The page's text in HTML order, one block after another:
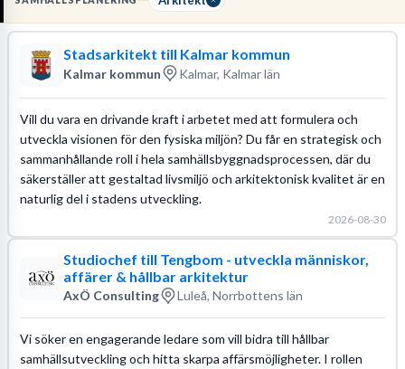
vision till laga kraft. För att lyckas krävs en arkitektexamen eller
för att säkerställa att alla reglerade kravefterlevs i varje skede.
Läs mer om yrket:
Löneguide Arbetsuppgifter Utbildningsguide
Stadsarkitekt till Kalmar kommun
Kalmar kommun Kalmar, Kalmar län
Vill du vara en drivande kraft i arbetet med att formulera och
utveckla visionen för den fysiska miljön? Du får en strategisk och
sammanhållande roll i hela samhällsbyggnadsprocessen, där du
säkerställer att gestaltad livsmiljö och arkitektonisk kvalitet är en
naturlig del i stadens utveckling.
2026-08-30
Studiochef till Tengbom - utveckla människor,
affärer & hållbar arkitektur
AxÖ Consulting Luleå, Norrbottens län
Vi söker en engagerande ledare som vill bidra till hållbar
samhällsutveckling och hitta skarpa affärsmöjligheter. I rollen